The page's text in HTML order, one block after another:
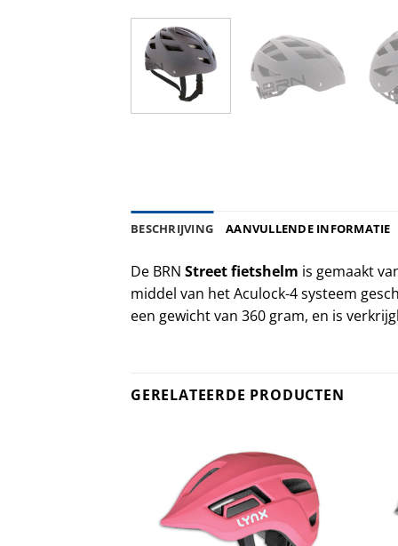
BESCHRIJVING AANVULLENDE INFORMATIE
De BRN Street fietshelm is gemaakt
middel van het Aculock-4 systeem
een gewicht van 360 gram, en is
GERELATEERDE PRODUCTEN